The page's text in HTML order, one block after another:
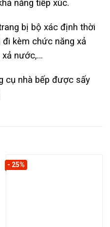
năng tiếp xúc.
bị bộ xác định thời
kèm chức năng xả
xả nước,…
cụ nhà bếp được sấy
- 25%